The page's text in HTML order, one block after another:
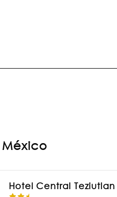
México
Hotel Central Teziutlan